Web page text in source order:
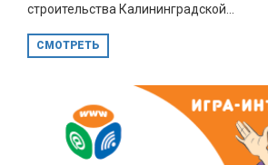
строительства Калининградской...
СМОТРЕТЬ